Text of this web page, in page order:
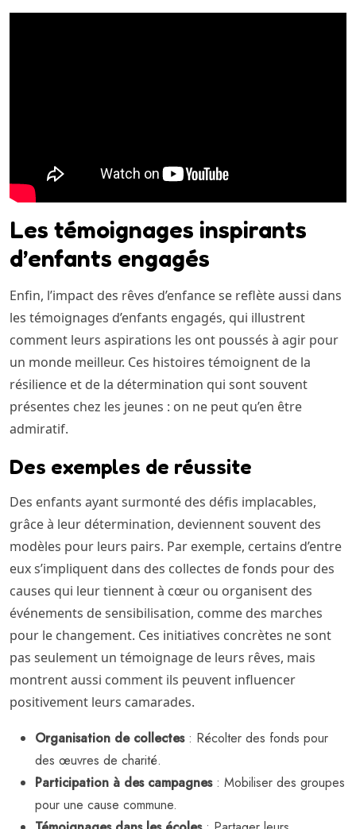
Les témoignages inspirants
d’enfants engagés
Enfin, l’impact des rêves d’enfance se reflète aussi dans
les témoignages d’enfants engagés, qui illustrent
comment leurs aspirations les ont poussés à agir pour
un monde meilleur. Ces histoires témoignent de la
résilience et de la détermination qui sont souvent
présentes chez les jeunes : on ne peut qu’en être
admiratif.
Des exemples de réussite
Des enfants ayant surmonté des défis implacables,
grâce à leur détermination, deviennent souvent des
modèles pour leurs pairs. Par exemple, certains d’entre
eux s’impliquent dans des collectes de fonds pour des
causes qui leur tiennent à cœur ou organisent des
événements de sensibilisation, comme des marches
pour le changement. Ces initiatives concrètes ne sont
pas seulement un témoignage de leurs rêves, mais
montrent aussi comment ils peuvent influencer
positivement leurs camarades.
Organisation de collectes: Récolter des fonds pour
des œuvres de charité.
Participation à des campagnes: Mobiliser des groupes
pour une cause commune.